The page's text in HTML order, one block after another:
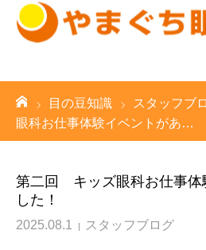
診察時
ム 目の豆知識 スタッフブ
眼科お仕事体験イベントがあ…
第二回 キッズ眼科お仕事体
した！
2025.08.1 スタッフブログ
診療案内
スタッフ紹介